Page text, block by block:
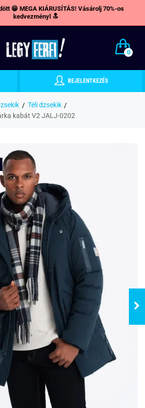
😁 MEGA KIÁRUSÍTÁS! Vásárolj 70%-os
kedvezményl 🔝
0
BEJELENTKEZÉS
Téli dzsekik
kabát V2 JALJ-0202